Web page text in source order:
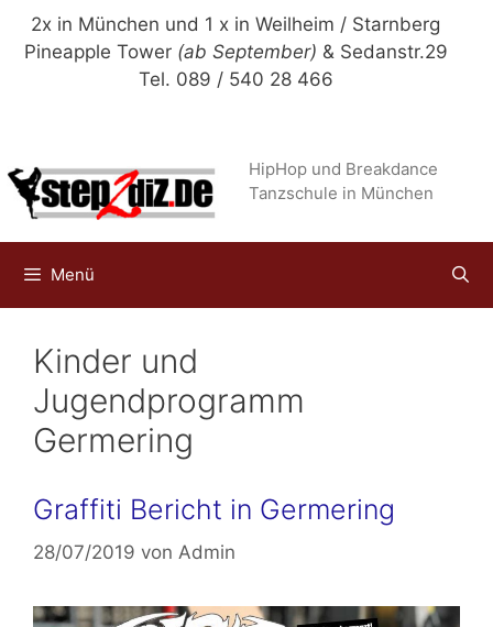
Zum
Inhalt
2x in München und 1 x in Weilheim / Starnberg
Pineapple Tower (ab September) & Sedanstr.29
Tel. 089 / 540 28 466
HipHop und Breakdance
Tanzschule in München
Menü
Kinder und
Jugendprogramm
Germering
Graffiti Bericht in Germering
28/07/2019 von Admin